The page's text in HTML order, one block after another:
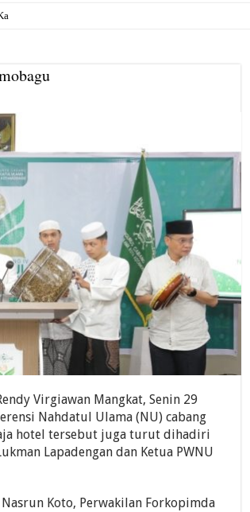
Pemkab, Soroti Janj
Virgiawan Mangkat, Senin 29
Nahdatul Ulama (NU) cabang
hotel tersebut juga turut dihadiri
Lapadengan dan Ketua PWNU
Koto, Perwakilan Forkopimda